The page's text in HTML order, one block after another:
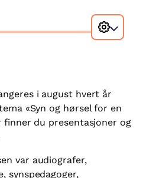
i august hvert år
«Syn og hørsel for en
finner du presentasjoner og
var audiografer,
synspedagoger,